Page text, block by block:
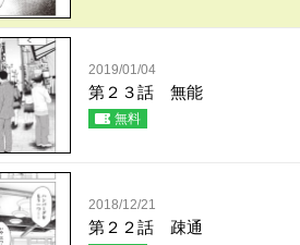
2019/01/04
第２３話 無能
無料
2018/12/21
第２２話 疎通